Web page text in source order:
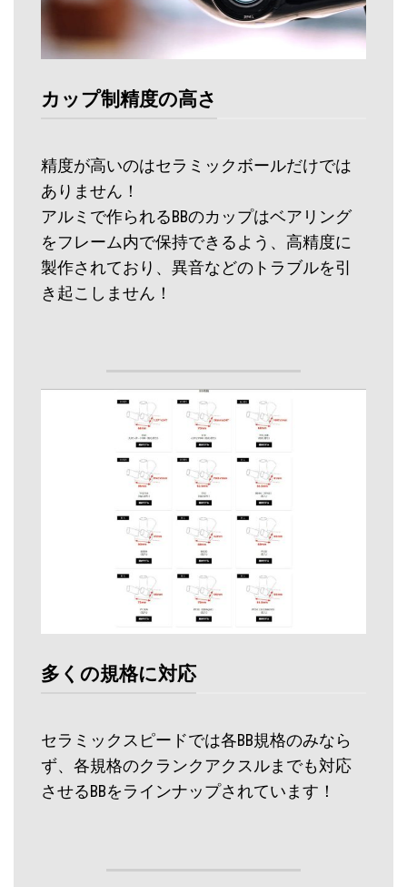
カップ制精度の高さ
精度が高いのはセラミックボールだけでは
ありません！
アルミで作られるBBのカップはベアリング
をフレーム内で保持できるよう、高精度に
製作されており、異音などのトラブルを引
き起こしません！
多くの規格に対応
セラミックスピードでは各BB規格のみなら
ず、各規格のクランクアクスルまでも対応
させるBBをラインナップされています！